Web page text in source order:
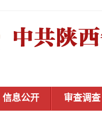
信息公开 审查调查